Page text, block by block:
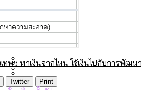
Vote62 ขอบคุณประชาชนที่
กทม. มีอำนาจแค่ไหน ในกา
ความเกลียดชังที่ขายได้ : ส
ค่าฝุ่นในกรุงเทพฯ 2025 เที
สังคมผู้สูงอายุไทย [ข้อมูลดิบ]
Database
สังคมผู้สูงอายุไทย [ข้อมูลดิบ]
ทพฯ หาเงินจากไหน ใช้เงินไปกับการพัฒน
Twitter Print